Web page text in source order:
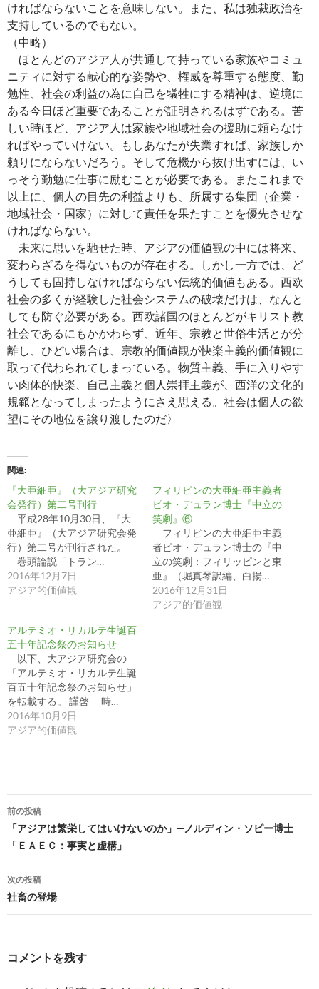
ければならないことを意味しない。また、私は独裁政治を
支持しているのでもない。
（中略）
ほとんどのアジア人が共通して持っている家族やコミュ
ニティに対する献心的な姿勢や、権威を尊重する態度、勤
勉性、社会の利益の為に自己を犠牲にする精神は、逆境に
ある今日ほど重要であることが証明されるはずである。苦
しい時ほど、アジア人は家族や地域社会の援助に頼らなけ
ればやっていけない。もしあなたが失業すれば、家族しか
頼りにならないだろう。そして危機から抜け出すには、い
っそう勤勉に仕事に励むことが必要である。またこれまで
以上に、個人の目先の利益よりも、所属する集団（企業・
地域社会・国家）に対して責任を果たすことを優先させな
ければならない。
未来に思いを馳せた時、アジアの価値観の中には将来、
変わらざるを得ないものが存在する。しかし一方では、ど
うしても固持しなければならない伝統的価値もある。西欧
社会の多くが経験した社会システムの破壊だけは、なんと
しても防ぐ必要がある。西欧諸国のほとんどがキリスト教
社会であるにもかかわらず、近年、宗教と世俗生活とが分
離し、ひどい場合は、宗教的価値観が快楽主義的価値観に
取って代わられてしまっている。物質主義、手に入りやす
い肉体的快楽、自己主義と個人崇拝主義が、西洋の文化的
規範となってしまったようにさえ思える。社会は個人の欲
望にその地位を譲り渡したのだ〉
関連
『大亜細亜』（大アジア研究
会発行）第二号刊行
平成28年10月30日、『大
亜細亜』（大アジア研究会発
行）第二号が刊行された。
巻頭論説「トラン…
2016年12月7日
アジア的価値観
フィリピンの大亜細亜主義者
ピオ・デュラン博士『中立の
笑劇』⑥
フィリピンの大亜細亜主義
者ピオ・デュラン博士の『中
立の笑劇：フィリッピンと東
亜』（堀真琴訳編、白揚…
2016年12月31日
アジア的価値観
アルテミオ・リカルテ生誕百
五十年記念祭のお知らせ
以下、大アジア研究会の
「アルテミオ・リカルテ生誕
百五十年記念祭のお知らせ」
を転載する。 謹啓 時…
2016年10月9日
アジア的価値観
投
稿
ナ
ビ
ゲ
シ
前の投稿
「アジアは繁栄してはいけないのか」─ノルディン・ソピー博士
「ＥＡＥＣ：事実と虚構」
次の投稿
社畜の登場
コメントを残す